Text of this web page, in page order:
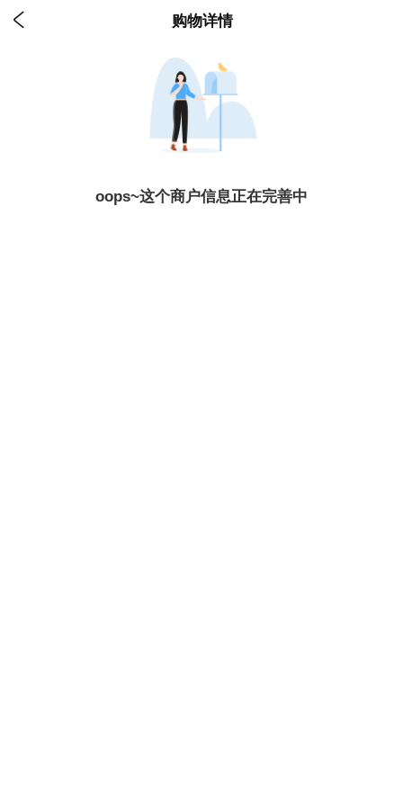
 购物详情
oops~这个商户信息正在完善中